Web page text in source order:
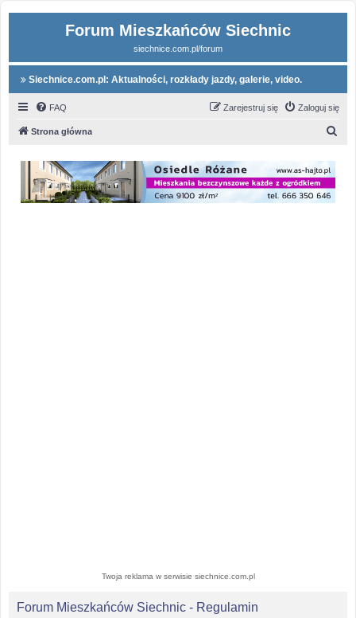
Forum Mieszkańców Siechnic
siechnice.com.pl/forum
Siechnice.com.pl: Aktualności, rozkłady jazdy, galerie, video.
FAQ Zaloguj się
Zarejestruj się
Strona główna
Twoja reklama w serwisie siechnice.com.pl
Forum Mieszkańców Siechnic - Regulamin